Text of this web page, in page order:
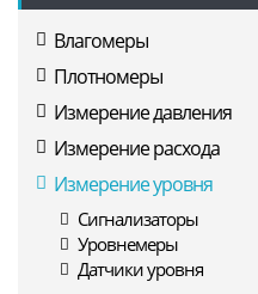
Влагомеры
Плотномеры
Измерение давления
Измерение расхода
Измерение уровня
Сигнализаторы
Уровнемеры
Датчики уровня